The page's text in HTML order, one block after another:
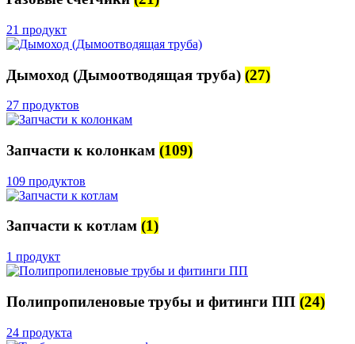
21 продукт
Дымоход (Дымоотводящая труба) (27)
27 продуктов
Запчасти к колонкам (109)
109 продуктов
Запчасти к котлам (1)
1 продукт
Полипропиленовые трубы и фитинги ПП (24)
24 продукта